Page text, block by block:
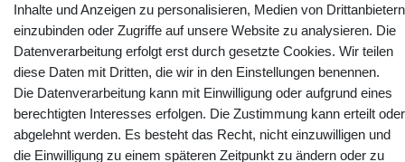
YouTube Facebook Instagram
Inhalte und Anzeigen zu personalisieren, Medien von Drittanbietern
einzubinden oder Zugriffe auf unsere Website zu analysieren. Die
Datenverarbeitung erfolgt erst durch gesetzte Cookies. Wir teilen
diese Daten mit Dritten, die wir in den Einstellungen benennen.
Die Datenverarbeitung kann mit Einwilligung oder aufgrund eines
berechtigten Interesses erfolgen. Die Zustimmung kann erteilt oder
abgelehnt werden. Es besteht das Recht, nicht einzuwilligen und
die Einwilligung zu einem späteren Zeitpunkt zu ändern oder zu